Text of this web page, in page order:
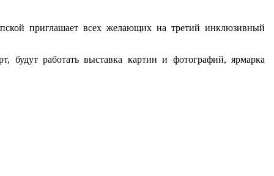
приглашает всех желающих на третий инклюзивный
будут работать выставка картин и фотографий, ярмарка